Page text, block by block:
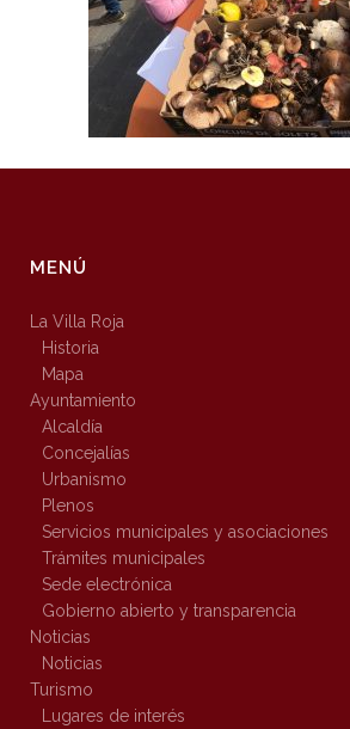
MENÚ
La Villa Roja
Historia
Mapa
Ayuntamiento
Alcaldía
Concejalías
Urbanismo
Plenos
Servicios municipales y asociaciones
Trámites municipales
Sede electrónica
Gobierno abierto y transparencia
Noticias
Noticias
Turismo
Lugares de interés